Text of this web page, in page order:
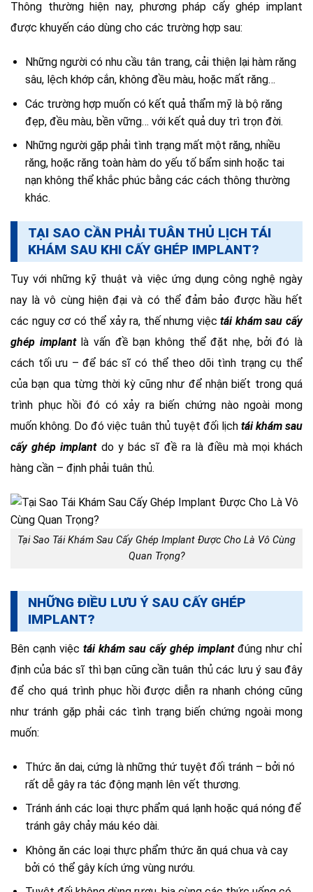
Thông thường hiện nay, phương pháp cấy ghép implant
được khuyến cáo dùng cho các trường hợp sau:
Những người có nhu cầu tân trang, cải thiện lại hàm răng
sâu, lệch khớp cắn, không đều màu, hoặc mất răng…
Các trường hợp muốn có kết quả thẩm mỹ là bộ răng
đẹp, đều màu, bền vững… với kết quả duy trì trọn đời.
Những người gặp phải tình trạng mất một răng, nhiều
răng, hoặc răng toàn hàm do yếu tố bẩm sinh hoặc tai
nạn không thể khắc phúc bằng các cách thông thường
khác.
TẠI SAO CẦN PHẢI TUÂN THỦ LỊCH TÁI
KHÁM SAU KHI CẤY GHÉP IMPLANT?
Tuy với những kỹ thuật và việc ứng dụng công nghệ ngày
nay là vô cùng hiện đại và có thể đảm bảo được hầu hết
các nguy cơ có thể xảy ra, thế nhưng việctái khám sau cấy
ghép implantlà vấn đề bạn không thể đặt nhẹ, bởi đó là
cách tối ưu – để bác sĩ có thể theo dõi tình trạng cụ thể
của bạn qua từng thời kỳ cũng như để nhận biết trong quá
trình phục hồi đó có xảy ra biến chứng nào ngoài mong
muốn không. Do đó việc tuân thủ tuyệt đối lịch tái khám sau
cấy ghép implant do y bác sĩ đề ra là điều mà mọi khách
hàng cần – định phải tuân thủ.
Tại Sao Tái Khám Sau Cấy Ghép Implant Được Cho Là Vô Cùng
Quan Trọng?
NHỮNG ĐIỀU LƯU Ý SAU CẤY GHÉP
IMPLANT?
Bên cạnh việc tái khám sau cấy ghép implantđúng như chỉ
định của bác sĩ thì bạn cũng cần tuân thủ các lưu ý sau đây
để cho quá trình phục hồi được diễn ra nhanh chóng cũng
như tránh gặp phải các tình trạng biến chứng ngoài mong
muốn:
Thức ăn dai, cứng là những thứ tuyệt đối tránh – bởi nó
rất dễ gây ra tác động mạnh lên vết thương.
Tránh ánh các loại thực phẩm quá lạnh hoặc quá nóng để
tránh gây chảy máu kéo dài.
Không ăn các loại thực phẩm thức ăn quá chua và cay
bởi có thể gây kích ứng vùng nướu.